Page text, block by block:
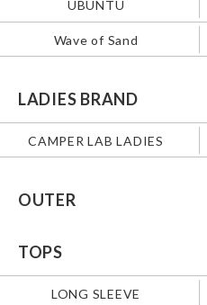
UBUNTU
Wave of Sand
LADIES BRAND
CAMPER LAB LADIES
OUTER
TOPS
LONG SLEEVE